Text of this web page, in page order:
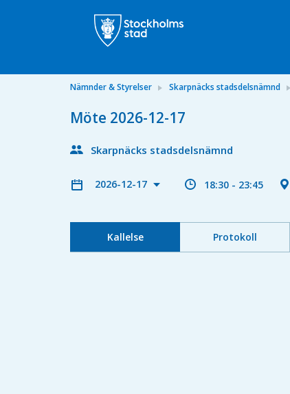
Nämnder & Styrelser Skarpnäcks stadsdelsnämnd
Möte 2026-12-17
Skarpnäcks stadsdelsnämnd
2026-12-17 18:30 - 23:45
Kallelse Protokoll